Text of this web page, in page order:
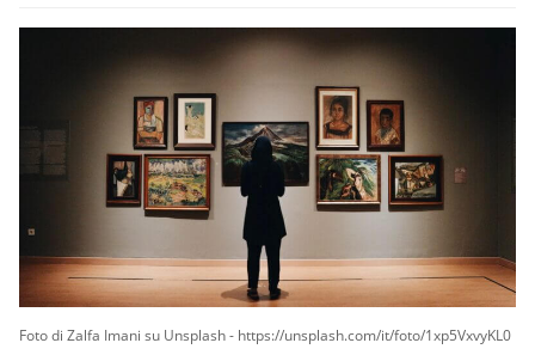
Foto di Zalfa Imani su Unsplash - https://unsplash.com/it/foto/1xp5VxvyKL0